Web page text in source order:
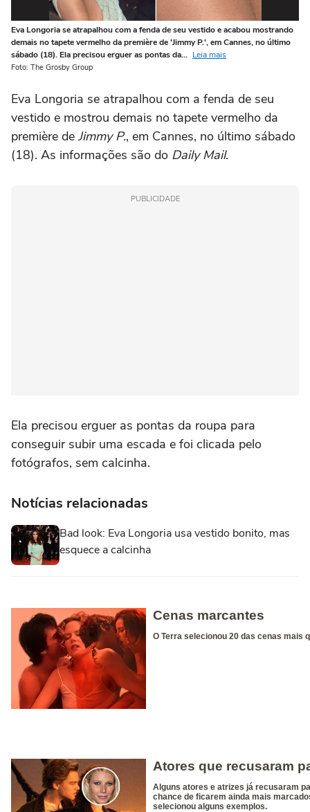
Eva Longoria se atrapalhou com a fenda de seu vestido e acabou mostrando
demais no tapete vermelho da première de 'Jimmy P.', em Cannes, no último
sábado (18). Ela precisou erguer as pontas da... Leia mais
Foto: The Grosby Group
Eva Longoria se atrapalhou com a fenda de seu
vestido e mostrou demais no tapete vermelho da
première de Jimmy P., em Cannes, no último sábado
(18). As informações são do Daily Mail.
PUBLICIDADE
Ela precisou erguer as pontas da roupa para
conseguir subir uma escada e foi clicada pelo
fotógrafos, sem calcinha.
Notícias relacionadas
Bad look: Eva Longoria usa vestido bonito, mas
esquece a calcinha